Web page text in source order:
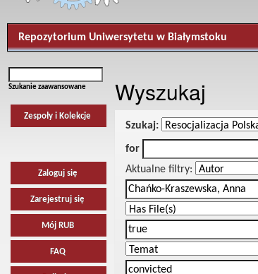
Repozytorium Uniwersytetu w Białymstoku
Szukanie zaawansowane
Zespoły i Kolekcje
Zaloguj się
Zarejestruj się
Mój RUB
FAQ
Wyszukaj
Szukaj:
for
Aktualne filtry: